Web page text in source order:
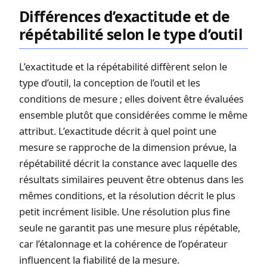
Différences d’exactitude et de
répétabilité selon le type d’outil
L’exactitude et la répétabilité diffèrent selon le
type d’outil, la conception de l’outil et les
conditions de mesure ; elles doivent être évaluées
ensemble plutôt que considérées comme le même
attribut. L’exactitude décrit à quel point une
mesure se rapproche de la dimension prévue, la
répétabilité décrit la constance avec laquelle des
résultats similaires peuvent être obtenus dans les
mêmes conditions, et la résolution décrit le plus
petit incrément lisible. Une résolution plus fine
seule ne garantit pas une mesure plus répétable,
car l’étalonnage et la cohérence de l’opérateur
influencent la fiabilité de la mesure.